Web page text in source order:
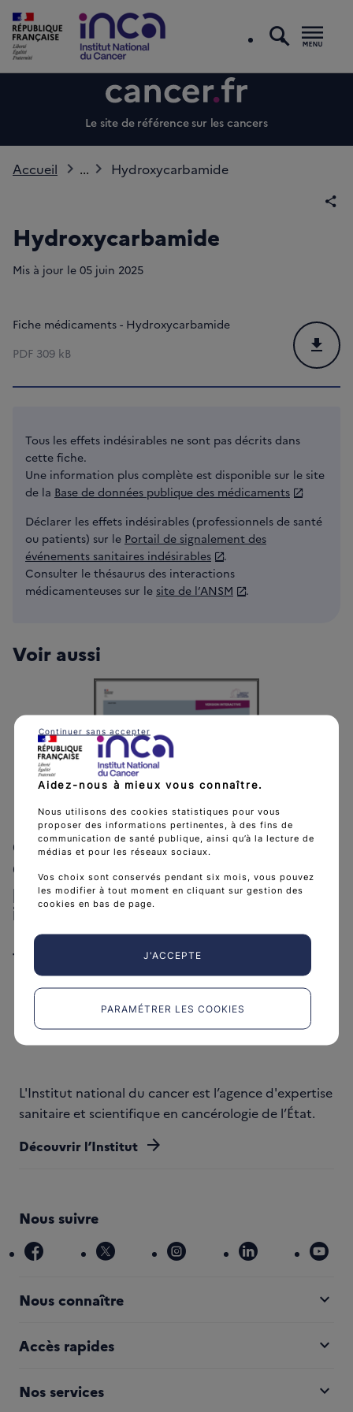
Le site de référence sur les cancers
Accueil ... Hydroxycarbamide
Hydroxycarbamide
Mis à jour le 05 juin 2025
Fiche médicaments - Hydroxycarbamide
PDF 309 kB
Tous les effets indésirables ne sont pas décrits dans
cette fiche.
Une information plus complète est disponible sur le site
de la Base de données publique des médicaments
Déclarer les effets indésirables (professionnels de santé
ou patients) sur le Portail de signalement des
événements sanitaires indésirables
.
Consulter le thésaurus des interactions
médicamenteuses sur le site de l’ANSM .
Voir aussi
CHIMIOTHERAPIES ORALES
CONVENTIONNELLES : informer,
prévenir et gérer leurs effets
indésirables
Télécharger Télécharger Référentiel effets
L'Institut national du cancer est l’agence d'expertise
sanitaire et scientifique en cancérologie de l’État.
Découvrir l’Institut arrow_forward
Nous suivre
facebook x instagram linkedin
Nous connaître expand_more
Accès rapides expand_more
Nos services expand_more
Aidez-nous à mieux vous connaître.
Nous utilisons des cookies statistiques pour vous
proposer des informations pertinentes, à des fins de
communication de santé publique, ainsi qu’à la lecture de
médias et pour les réseaux sociaux.
Vos choix sont conservés pendant six mois, vous pouvez
les modifier à tout moment en cliquant sur gestion des
cookies en bas de page.
J'ACCEPTE
PARAMÉTRER LES COOKIES
Continuer sans accepter